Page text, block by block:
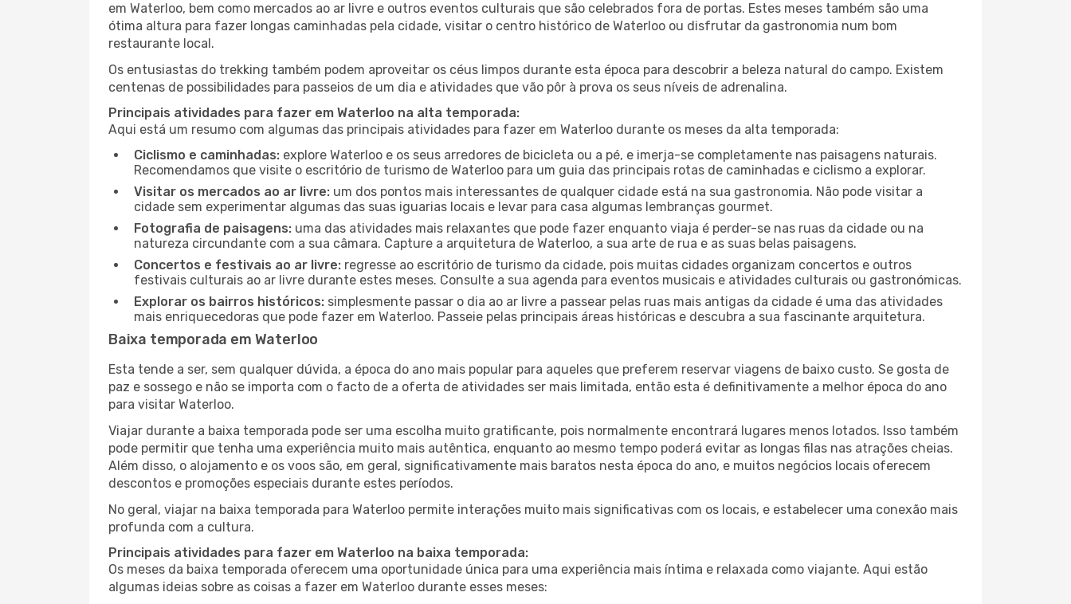
em Waterloo, bem como mercados ao ar livre e outros eventos culturais que são celebrados fora de portas. Estes meses também são uma
ótima altura para fazer longas caminhadas pela cidade, visitar o centro histórico de Waterloo ou disfrutar da gastronomia num bom
restaurante local.
Os entusiastas do trekking também podem aproveitar os céus limpos durante esta época para descobrir a beleza natural do campo. Existem
centenas de possibilidades para passeios de um dia e atividades que vão pôr à prova os seus níveis de adrenalina.
Principais atividades para fazer em Waterloo na alta temporada:
Aqui está um resumo com algumas das principais atividades para fazer em Waterloo durante os meses da alta temporada:
Ciclismo e caminhadas: explore Waterloo e os seus arredores de bicicleta ou a pé, e imerja-se completamente nas paisagens naturais.
Recomendamos que visite o escritório de turismo de Waterloo para um guia das principais rotas de caminhadas e ciclismo a explorar.
Visitar os mercados ao ar livre: um dos pontos mais interessantes de qualquer cidade está na sua gastronomia. Não pode visitar a
cidade sem experimentar algumas das suas iguarias locais e levar para casa algumas lembranças gourmet.
Fotografia de paisagens: uma das atividades mais relaxantes que pode fazer enquanto viaja é perder-se nas ruas da cidade ou na
natureza circundante com a sua câmara. Capture a arquitetura de Waterloo, a sua arte de rua e as suas belas paisagens.
Concertos e festivais ao ar livre: regresse ao escritório de turismo da cidade, pois muitas cidades organizam concertos e outros
festivais culturais ao ar livre durante estes meses. Consulte a sua agenda para eventos musicais e atividades culturais ou gastronómicas.
Explorar os bairros históricos: simplesmente passar o dia ao ar livre a passear pelas ruas mais antigas da cidade é uma das atividades
mais enriquecedoras que pode fazer em Waterloo. Passeie pelas principais áreas históricas e descubra a sua fascinante arquitetura.
Baixa temporada em Waterloo
Esta tende a ser, sem qualquer dúvida, a época do ano mais popular para aqueles que preferem reservar viagens de baixo custo. Se gosta de
paz e sossego e não se importa com o facto de a oferta de atividades ser mais limitada, então esta é definitivamente a melhor época do ano
para visitar Waterloo.
Viajar durante a baixa temporada pode ser uma escolha muito gratificante, pois normalmente encontrará lugares menos lotados. Isso também
pode permitir que tenha uma experiência muito mais autêntica, enquanto ao mesmo tempo poderá evitar as longas filas nas atrações cheias.
Além disso, o alojamento e os voos são, em geral, significativamente mais baratos nesta época do ano, e muitos negócios locais oferecem
descontos e promoções especiais durante estes períodos.
No geral, viajar na baixa temporada para Waterloo permite interações muito mais significativas com os locais, e estabelecer uma conexão mais
profunda com a cultura.
Principais atividades para fazer em Waterloo na baixa temporada:
Os meses da baixa temporada oferecem uma oportunidade única para uma experiência mais íntima e relaxada como viajante. Aqui estão
algumas ideias sobre as coisas a fazer em Waterloo durante esses meses: